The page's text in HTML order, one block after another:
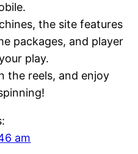
the site features
packages, and player
play.
the reels, and enjoy
am